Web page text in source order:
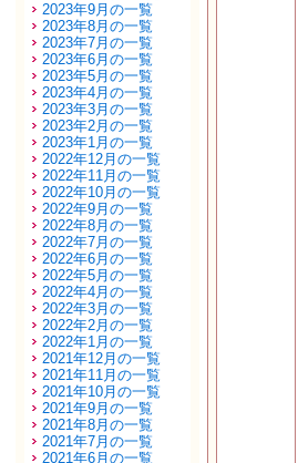
2023年9月の一覧
2023年8月の一覧
2023年7月の一覧
2023年6月の一覧
2023年5月の一覧
2023年4月の一覧
2023年3月の一覧
2023年2月の一覧
2023年1月の一覧
2022年12月の一覧
2022年11月の一覧
2022年10月の一覧
2022年9月の一覧
2022年8月の一覧
2022年7月の一覧
2022年6月の一覧
2022年5月の一覧
2022年4月の一覧
2022年3月の一覧
2022年2月の一覧
2022年1月の一覧
2021年12月の一覧
2021年11月の一覧
2021年10月の一覧
2021年9月の一覧
2021年8月の一覧
2021年7月の一覧
2021年6月の一覧